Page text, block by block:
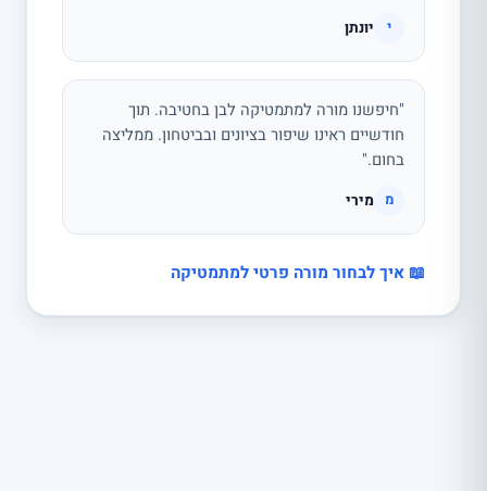
י יונתן
"חיפשנו מורה למתמטיקה לבן בחטיבה. תוך
חודשיים ראינו שיפור בציונים ובביטחון. ממליצה
בחום."
מ מירי
📖 איך לבחור מורה פרטי למתמטיקה